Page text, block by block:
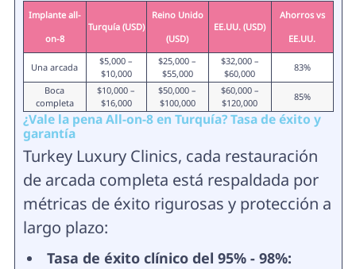
Implante all-
on-8
Turquía (USD)
Reino Unido
(USD)
EE.UU. (USD)
Ahorros vs
EE.UU.
Una arcada
$5,000 –
$10,000
$25,000 –
$55,000
$32,000 –
$60,000
83%
Boca
completa
$10,000 –
$16,000
$50,000 –
$100,000
$60,000 –
$120,000
85%
¿Vale la pena All-on-8 en Turquía? Tasa de éxito y
garantía
Turkey Luxury Clinics, cada restauración
de arcada completa está respaldada por
métricas de éxito rigurosas y protección a
largo plazo:
Tasa de éxito clínico del 95% - 98%: